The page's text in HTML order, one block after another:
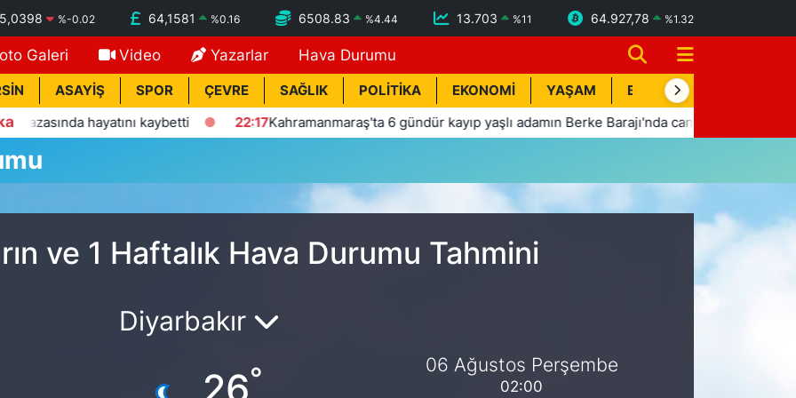
%-0.02 64,1581 %0.16 6508.83 %4.44 13.703 %11 64.927,78 %1.32
Galeri Video Yazarlar Hava Durumu
ASAYİŞ SPOR ÇEVRE SAĞLIK POLİTİKA EKONOMİ YAŞAM BİK İLAN
hayatını kaybetti 22:17Kahramanmaraş'ta 6 gündür kayıp yaşlı adamın Berke Barajı'nda cansız bedeni bulundu
ve 1 Haftalık Hava Durumu Tahmini
Diyarbakır
26° 06 Ağustos Perşembe
02:00